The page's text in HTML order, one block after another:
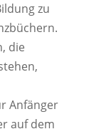
zu
die
Anfänger
auf dem